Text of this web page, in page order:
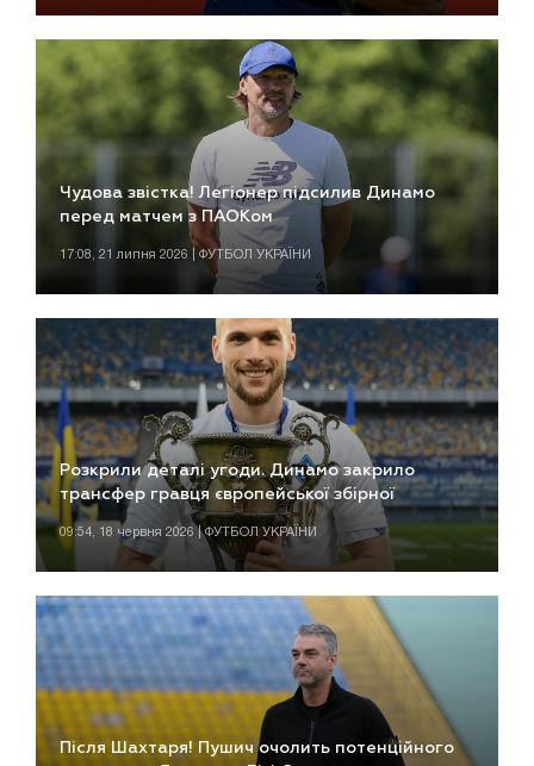
Чудова звістка! Легіонер підсилив Динамо
перед матчем з ПАОКом
17:08, 21 липня 2026 | ФУТБОЛ УКРАЇНИ
Розкрили деталі угоди. Динамо закрило
трансфер гравця європейської збірної
09:54, 18 червня 2026 | ФУТБОЛ УКРАЇНИ
Після Шахтаря! Пушич очолить потенційного